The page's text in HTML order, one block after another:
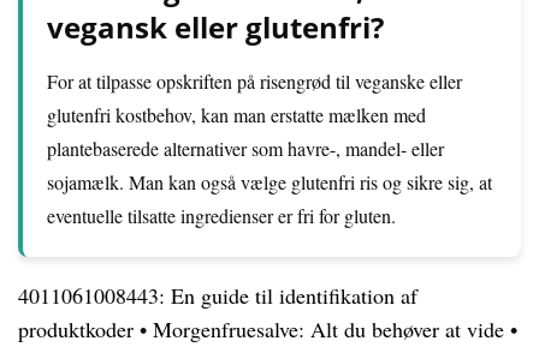
vegansk eller glutenfri?
For at tilpasse opskriften på risengrød til veganske eller
glutenfri kostbehov, kan man erstatte mælken med
plantebaserede alternativer som havre-, mandel- eller
sojamælk. Man kan også vælge glutenfri ris og sikre sig, at
eventuelle tilsatte ingredienser er fri for gluten.
4011061008443: En guide til identifikation af
produktkoder • Morgenfruesalve: Alt du behøver at vide •